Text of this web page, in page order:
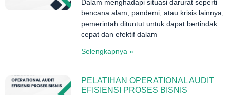
Dalam menghadapi situasi darurat seperti
bencana alam, pandemi, atau krisis lainnya,
pemerintah dituntut untuk dapat bertindak
cepat dan efektif dalam
Selengkapnya »
PELATIHAN OPERATIONAL AUDIT
EFISIENSI PROSES BISNIS